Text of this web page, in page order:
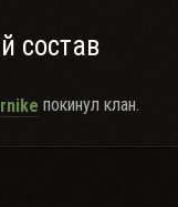
состав
покинул клан.